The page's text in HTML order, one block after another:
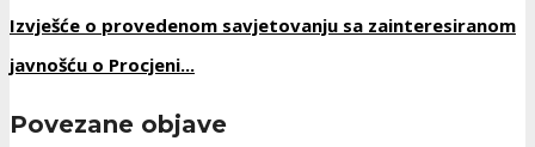
Izvješće o provedenom savjetovanju sa zainteresiranom
javnošću o Procjeni...
Povezane objave